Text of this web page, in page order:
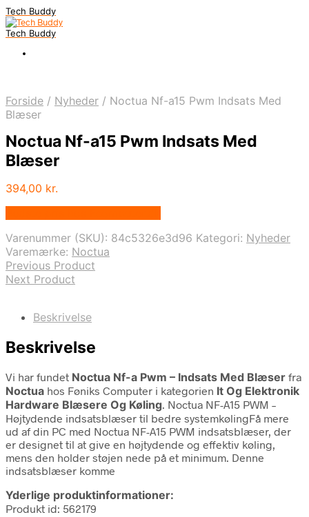
Tech Buddy
Tech Buddy
Forside / Nyheder / Noctua Nf-a15 Pwm Indsats Med
Blæser
Noctua Nf-a15 Pwm Indsats Med
Blæser
394,00 kr.
Varenummer (SKU): 84c5326e3d96 Kategori: Nyheder
Varemærke: Noctua
Previous Product
Next Product
Beskrivelse
Beskrivelse
Vi har fundet Noctua Nf-a Pwm – Indsats Med Blæser fra
Noctua hos Føniks Computer i kategorien It Og Elektronik
Hardware Blæsere Og Køling. Noctua NF-A15 PWM –
Højtydende indsatsblæser til bedre systemkølingFå mere
ud af din PC med Noctua NF-A15 PWM indsatsblæser, der
er designet til at give en højtydende og effektiv køling,
mens den holder støjen nede på et minimum. Denne
indsatsblæser komme
Yderlige produktinformationer:
Produkt id: 562179